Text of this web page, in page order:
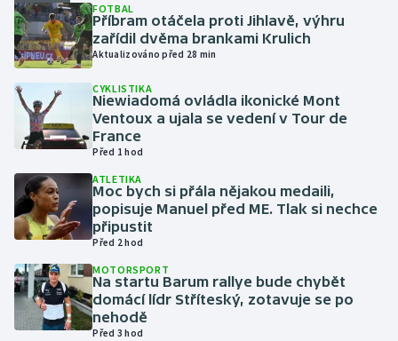
Lezení
Lyže a snowboard
Moderní pětiboj
Motorsport
Olympijské hry
Parasport
Plavání
Plážový volejbal
FOTBAL
Příbram otáčela proti Jihlavě, výhru
zařídil dvěma brankami Krulich
Aktualizováno před 28 min
CYKLISTIKA
Niewiadomá ovládla ikonické Mont
Ventoux a ujala se vedení v Tour de
France
Před 1 hod
ATLETIKA
Moc bych si přála nějakou medaili,
popisuje Manuel před ME. Tlak si nechce
připustit
Před 2 hod
MOTORSPORT
Na startu Barum rallye bude chybět
domácí lídr Stříteský, zotavuje se po
nehodě
Před 3 hod